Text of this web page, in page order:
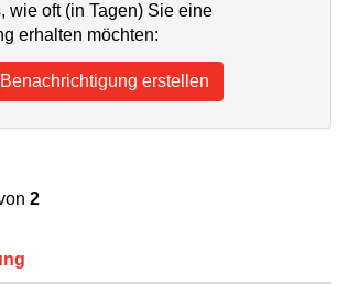
wie oft (in Tagen) Sie eine
erhalten möchten:
2